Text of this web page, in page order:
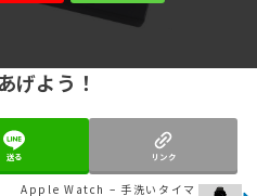
げよう！
送る リンク
Apple Watch – 手洗いタイマ